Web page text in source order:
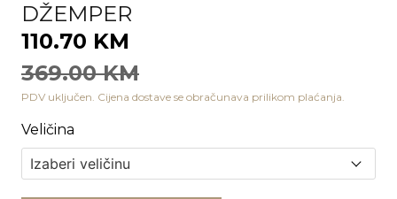
DŽEMPER
110.70 KM
369.00 KM
PDV uključen. Cijena dostave se obračunava prilikom plaćanja.
Veličina